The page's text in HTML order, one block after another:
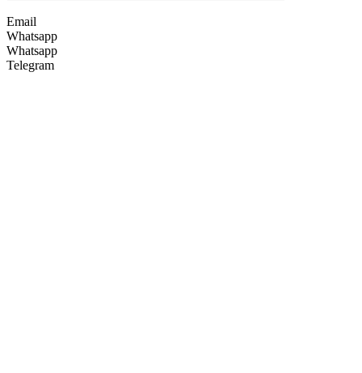
Email
Whatsapp
Whatsapp
Telegram